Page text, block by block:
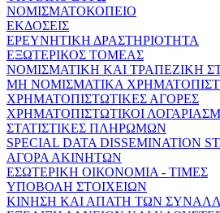
ΝΟΜΙΣΜΑΤΟΚΟΠΕΙΟ
ΕΚΔΟΣΕΙΣ
ΕΡΕΥΝΗΤΙΚΗ ΔΡΑΣΤΗΡΙΟΤΗΤΑ
ΕΞΩΤΕΡΙΚΟΣ ΤΟΜΕΑΣ
ΝΟΜΙΣΜΑΤΙΚΗ ΚΑΙ ΤΡΑΠΕΖΙΚΗ
ΜΗ ΝΟΜΙΣΜΑΤΙΚΑ
ΧΡΗΜΑΤΟΠΙΣΤΩΤΙΚΕΣ ΑΓΟΡΕΣ
ΧΡΗΜΑΤΟΠΙΣΤΩΤΙΚΟΙ
ΣΤΑΤΙΣΤΙΚΕΣ ΠΛΗΡΩΜΩΝ
SPECIAL DATA DISSEMINATION
ΑΓΟΡΑ ΑΚΙΝΗΤΩΝ
ΕΣΩΤΕΡΙΚΗ ΟΙΚΟΝΟΜΙΑ - ΤΙΜΕΣ
ΥΠΟΒΟΛΗ ΣΤΟΙΧΕΙΩΝ
ΚΙΝΗΣΗ ΚΑΙ ΑΠΑΤΗ ΤΩΝ